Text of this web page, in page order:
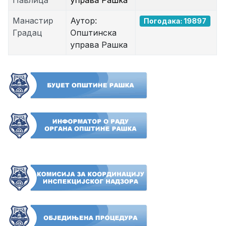
Манастир
Градац
Аутор:
Општинска
управа Рашка
Погодака: 19897